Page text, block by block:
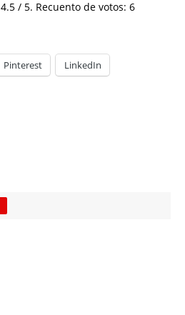
4.5 / 5. Recuento de votos: 6
Pinterest LinkedIn